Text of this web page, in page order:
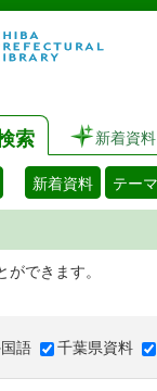
索 新着資料
新着資料 テー
できます。
語 千葉県資料